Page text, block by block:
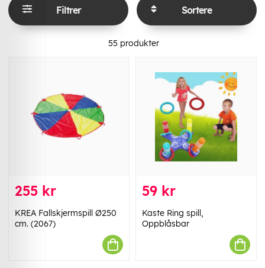
Filtrer Sortere
55 produkter
255 kr
KREA Fallskjermspill Ø250
cm. (2067)
59 kr
Kaste Ring spill,
Oppblåsbar